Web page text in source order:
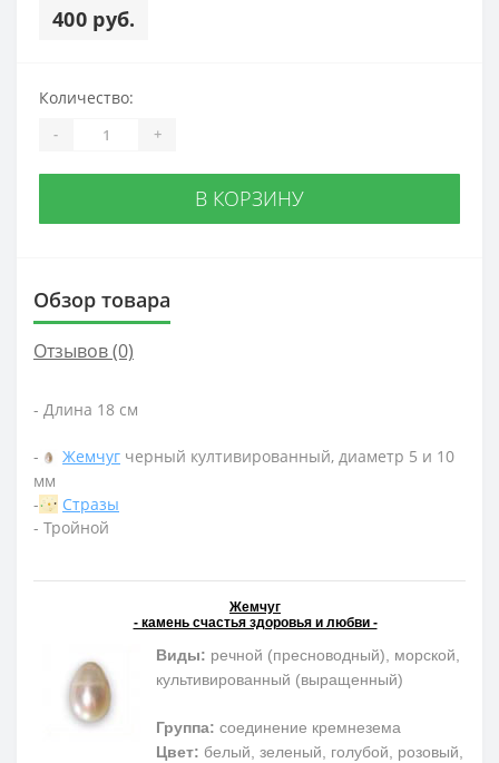
400 руб.
Количество:
- +
В КОРЗИНУ
Обзор товара
Отзывов (0)
- Длина 18 см
- Жемчуг черный култивированный, диаметр 5 и 10
мм
-
Стразы
- Тройной
Жемчуг
- камень счастья здоровья и любви -
Виды: речной (пресноводный), морской,
культивированный (выращенный)
Группа: соединение кремнезема
Цвет: белый, зеленый, голубой, розовый,